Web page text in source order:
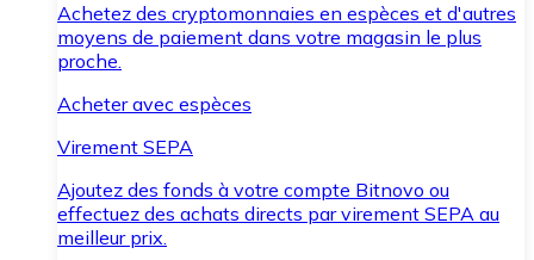
Achetez des cryptomonnaies en espèces et d'autres
moyens de paiement dans votre magasin le plus
proche.
Acheter avec espèces
Virement SEPA
Ajoutez des fonds à votre compte Bitnovo ou
effectuez des achats directs par virement SEPA au
meilleur prix.